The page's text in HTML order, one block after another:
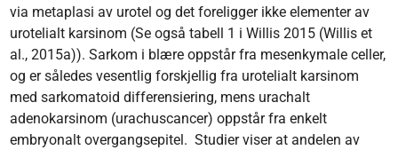
via metaplasi av urotel og det foreligger ikke elementer av
urotelialt karsinom (Se også tabell 1 i Willis 2015 (Willis et
al., 2015a)). Sarkom i blære oppstår fra mesenkymale celler,
og er således vesentlig forskjellig fra urotelialt karsinom
med sarkomatoid differensiering, mens urachalt
adenokarsinom (urachuscancer) oppstår fra enkelt
embryonalt overgangsepitel. Studier viser at andelen av